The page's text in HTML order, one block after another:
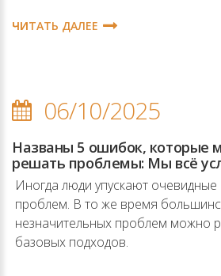
ЧИТАТЬ ДАЛЕЕ
06/10/2025
Названы 5 ошибок, которые
решать проблемы: Мы всё
Иногда люди упускают
проблем. В то же время
незначительных проблем можно
базовых подходов.